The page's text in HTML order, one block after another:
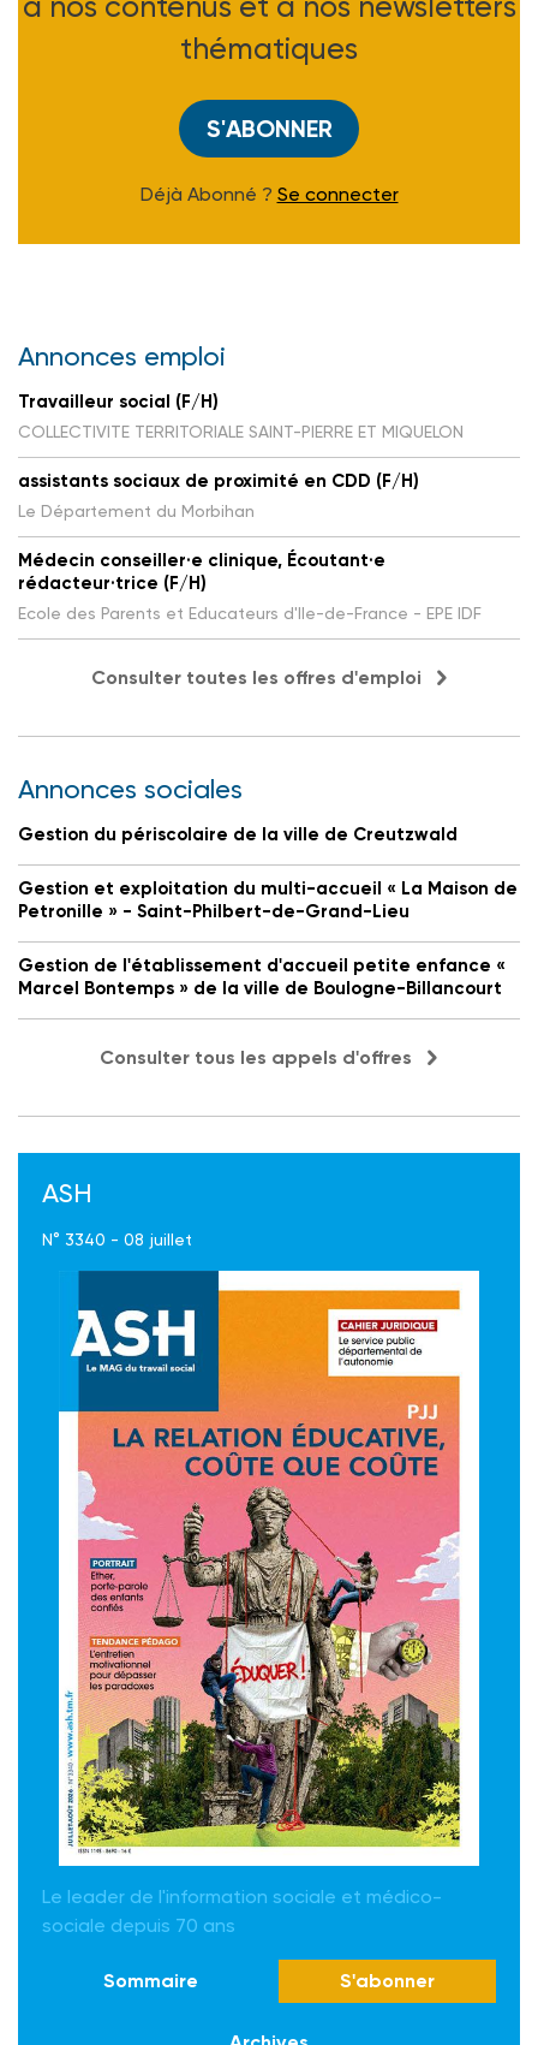
thématiques
S'ABONNER
Déjà Abonné ? Se connecter
Annonces emploi
Travailleur social (F/H)
COLLECTIVITE TERRITORIALE SAINT-PIERRE ET MIQUELON
assistants sociaux de proximité en CDD (F/H)
Le Département du Morbihan
Médecin conseiller·e clinique, Écoutant·e
rédacteur·trice (F/H)
Ecole des Parents et Educateurs d'Ile-de-France - EPE IDF
Consulter toutes les offres d'emploi
Annonces sociales
Gestion du périscolaire de la ville de Creutzwald
Gestion et exploitation du multi-accueil « La Maison de
Petronille » - Saint-Philbert-de-Grand-Lieu
Gestion de l'établissement d'accueil petite enfance «
Marcel Bontemps » de la ville de Boulogne-Billancourt
Consulter tous les appels d'offres
ASH
N° 3340 - 08 juillet
Le leader de l'information sociale et médico-
sociale depuis 70 ans
Sommaire S'abonner